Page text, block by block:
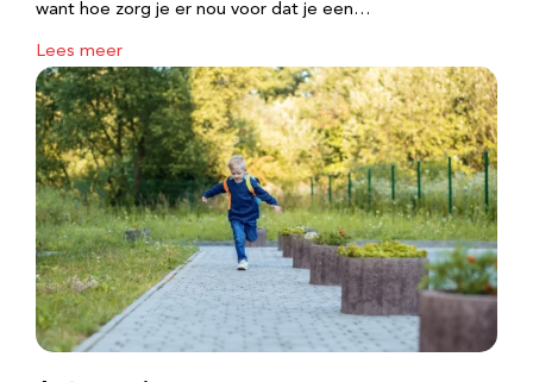
want hoe zorg je er nou voor dat je een…
Lees meer